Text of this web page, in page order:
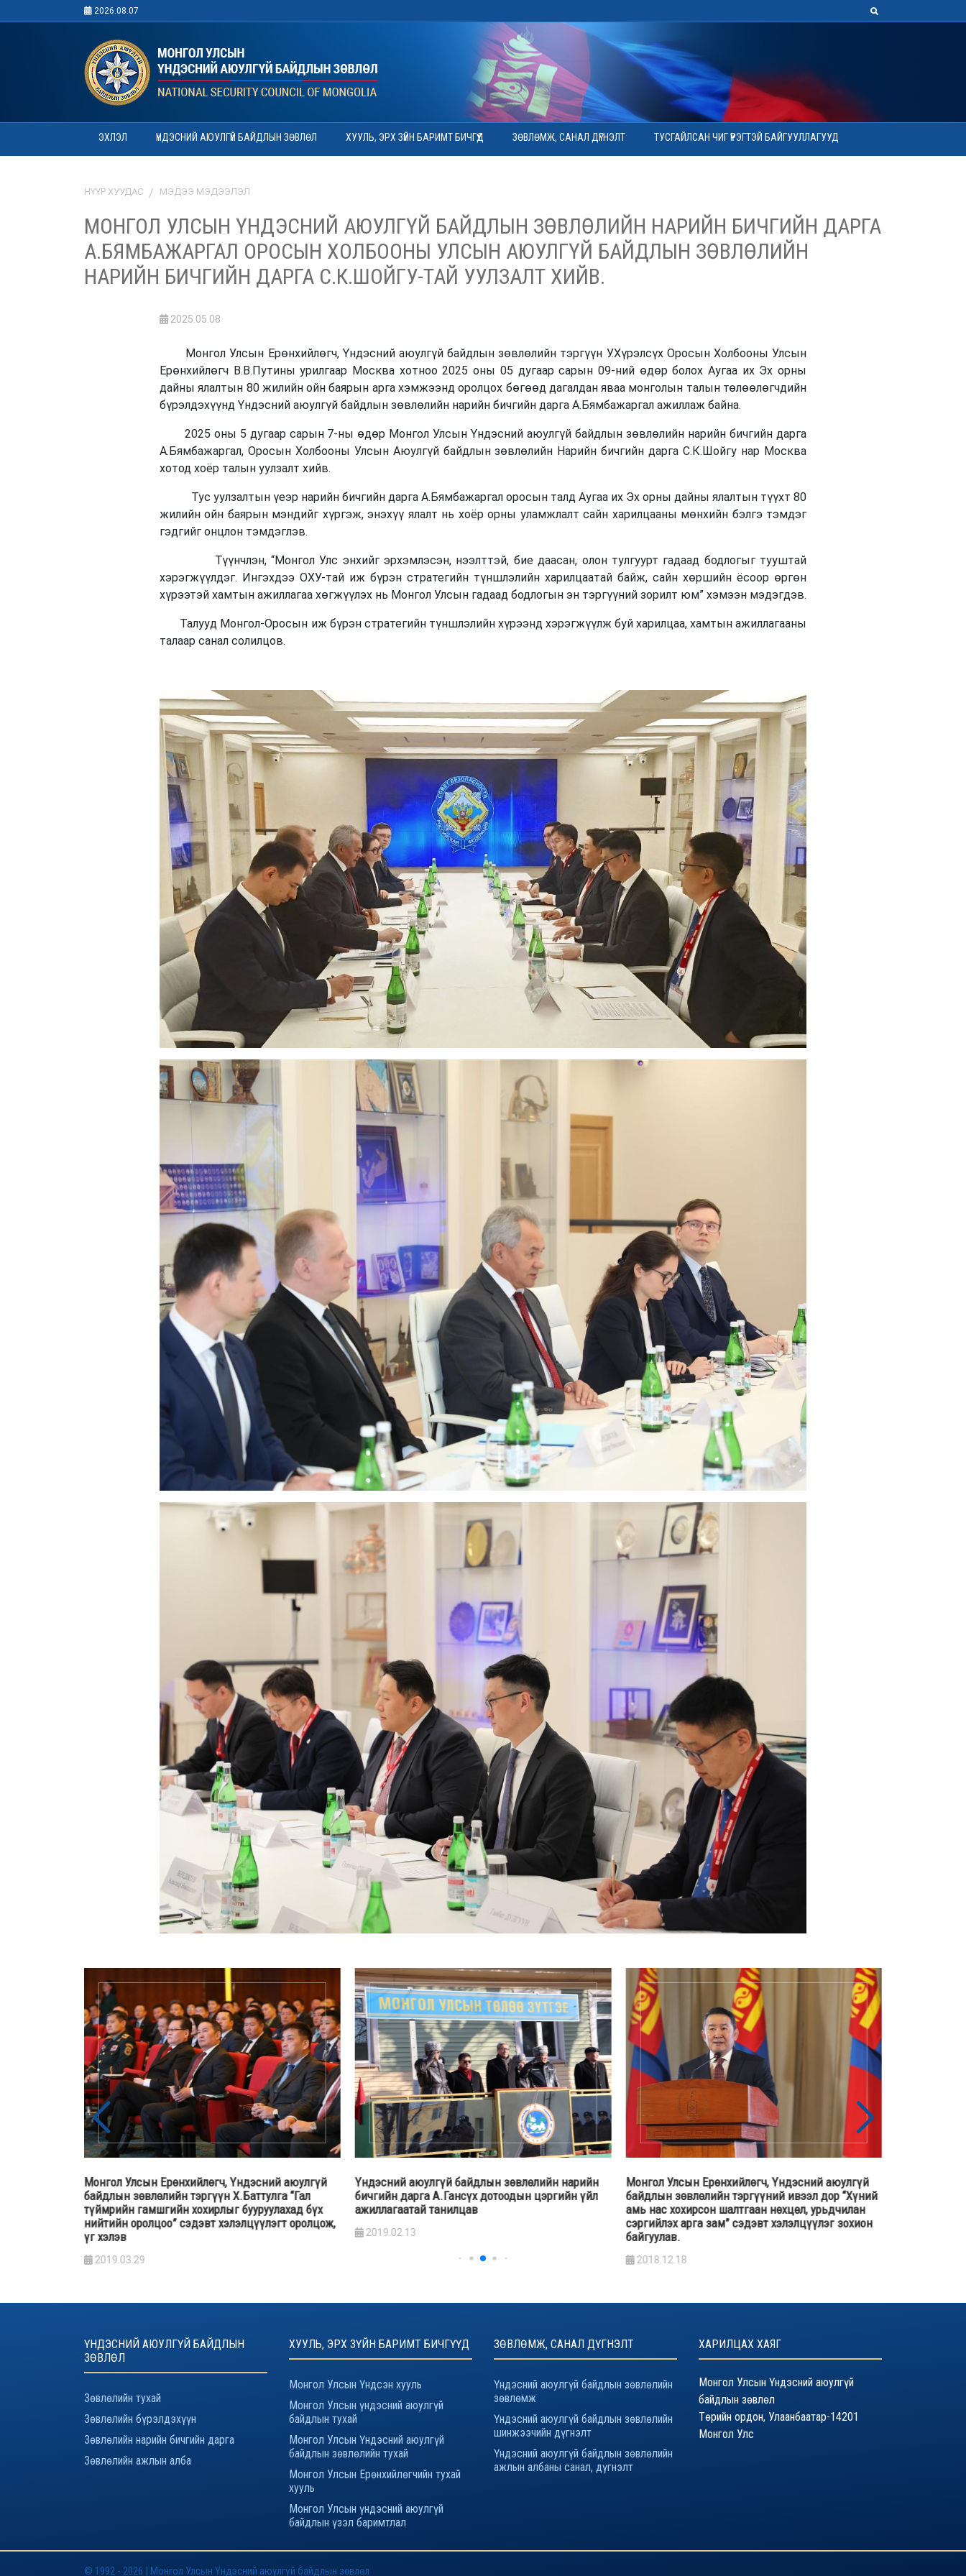
2026.08.07
ЭХЛЭЛ ҮНДЭСНИЙ АЮУЛГҮЙ БАЙДЛЫН ЗӨВЛӨЛ ХУУЛЬ, ЭРХ ЗҮЙН БАРИМТ БИЧГҮҮД ЗӨВЛӨМЖ, САНАЛ ДҮГНЭЛТ ТУСГАЙЛСАН ЧИГ ҮҮРЭГТЭЙ БАЙГУУЛЛАГУУД
НҮҮР ХУУДАС МЭДЭЭ МЭДЭЭЛЭЛ
МОНГОЛ УЛСЫН ҮНДЭСНИЙ АЮУЛГҮЙ БАЙДЛЫН ЗӨВЛӨЛИЙН НАРИЙН БИЧГИЙН ДАРГА
А.БЯМБАЖАРГАЛ ОРОСЫН ХОЛБООНЫ УЛСЫН АЮУЛГҮЙ БАЙДЛЫН ЗӨВЛӨЛИЙН
НАРИЙН БИЧГИЙН ДАРГА С.К.ШОЙГУ-ТАЙ УУЛЗАЛТ ХИЙВ.
2025.05.08
Монгол Улсын Ерөнхийлөгч, Үндэсний аюулгүй байдлын зөвлөлийн тэргүүн У.Хүрэлсүх Оросын Холбооны Улсын
Ерөнхийлөгч В.В.Путины урилгаар Москва хотноо 2025 оны 05 дугаар сарын 09-ний өдөр болох Аугаа их Эх орны
дайны ялалтын 80 жилийн ойн баярын арга хэмжээнд оролцох бөгөөд дагалдан яваа монголын талын төлөөлөгчдийн
бүрэлдэхүүнд Үндэсний аюулгүй байдлын зөвлөлийн нарийн бичгийн дарга А.Бямбажаргал ажиллаж байна.
2025 оны 5 дугаар сарын 7-ны өдөр Монгол Улсын Үндэсний аюулгүй байдлын зөвлөлийн нарийн бичгийн дарга
А.Бямбажаргал, Оросын Холбооны Улсын Аюулгүй байдлын зөвлөлийн Нарийн бичгийн дарга С.К.Шойгу нар Москва
хотод хоёр талын уулзалт хийв.
Тус уулзалтын үеэр нарийн бичгийн дарга А.Бямбажаргал оросын талд Аугаа их Эх орны дайны ялалтын түүхт 80
жилийн ойн баярын мэндийг хүргэж, энэхүү ялалт нь хоёр орны уламжлалт сайн харилцааны мөнхийн бэлгэ тэмдэг
гэдгийг онцлон тэмдэглэв.
Түүнчлэн, “Монгол Улс энхийг эрхэмлэсэн, нээлттэй, бие даасан, олон тулгуурт гадаад бодлогыг тууштай
хэрэгжүүлдэг. Ингэхдээ ОХУ-тай иж бүрэн стратегийн түншлэлийн харилцаатай байж, сайн хөршийн ёсоор өргөн
хүрээтэй хамтын ажиллагаа хөгжүүлэх нь Монгол Улсын гадаад бодлогын эн тэргүүний зорилт юм” хэмээн мэдэгдэв.
Талууд Монгол-Оросын иж бүрэн стратегийн түншлэлийн хүрээнд хэрэгжүүлж буй харилцаа, хамтын ажиллагааны
талаар санал солилцов.
Монгол Улсын Ерөнхийлөгч, Үндэсний аюулгүй
байдлын зөвлөлийн тэргүүн Х.Баттулга “Гал
түймрийн гамшгийн хохирлыг бууруулахад бүх
нийтийн оролцоо” сэдэвт хэлэлцүүлэгт оролцож,
үг хэлэв
2019.03.29
Үндэсний аюулгүй байдлын зөвлөлийн нарийн
бичгийн дарга А.Гансүх дотоодын цэргийн үйл
ажиллагаатай танилцав
2019.02.13
Монгол Улсын Ерөнхийлөгч, Үндэсний аюулгүй
байдлын зөвлөлийн тэргүүний ивээл дор “Хүний
амь нас хохирсон шалтгаан нөхцөл, урьдчилан
сэргийлэх арга зам” сэдэвт хэлэлцүүлэг зохион
байгуулав.
2018.12.18
ҮНДЭСНИЙ АЮУЛГҮЙ БАЙДЛЫН
ЗӨВЛӨЛ
Зөвлөлийн тухай
Зөвлөлийн бүрэлдэхүүн
Зөвлөлийн нарийн бичгийн дарга
Зөвлөлийн ажлын алба
ХУУЛЬ, ЭРХ ЗҮЙН БАРИМТ БИЧГҮҮД
Монгол Улсын Үндсэн хууль
Монгол Улсын үндэсний аюулгүй
байдлын тухай
Монгол Улсын Үндэсний аюулгүй
байдлын зөвлөлийн тухай
Монгол Улсын Ерөнхийлөгчийн тухай
хууль
Монгол Улсын үндэсний аюулгүй
байдлын үзэл баримтлал
ЗӨВЛӨМЖ, САНАЛ ДҮГНЭЛТ
Үндэсний аюулгүй байдлын зөвлөлийн
зөвлөмж
Үндэсний аюулгүй байдлын зөвлөлийн
шинжээчийн дүгнэлт
Үндэсний аюулгүй байдлын зөвлөлийн
ажлын албаны санал, дүгнэлт
ХАРИЛЦАХ ХАЯГ
Монгол Улсын Үндэсний аюулгүй
байдлын зөвлөл
Төрийн ордон, Улаанбаатар-14201
Монгол Улс
© 1992 - 2026 | Монгол Улсын Үндэсний аюулгүй байдлын зөвлөл